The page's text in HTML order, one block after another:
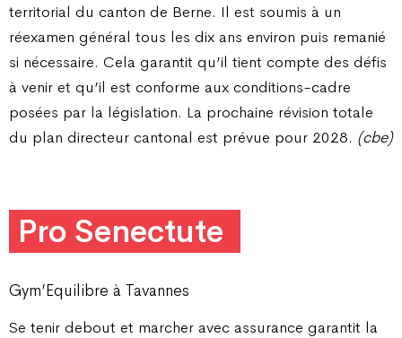
territorial du canton de Berne. Il est soumis à un
réexamen général tous les dix ans environ puis remanié
si nécessaire. Cela garantit qu’il tient compte des défis
à venir et qu’il est conforme aux conditions-cadre
posées par la législation. La prochaine révision totale
du plan directeur cantonal est prévue pour 2028. (cbe)
Pro Senectute
Gym’Equilibre à Tavannes
Se tenir debout et marcher avec assurance garantit la